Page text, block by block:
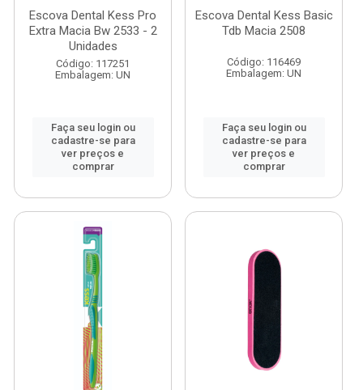
Escova Dental Kess Pro
Extra Macia Bw 2533 - 2
Unidades
Código: 117251
Embalagem: UN
Faça seu login ou
cadastre-se para
ver preços e
comprar
Escova Dental Kess Basic
Tdb Macia 2508
Código: 116469
Embalagem: UN
Faça seu login ou
cadastre-se para
ver preços e
comprar